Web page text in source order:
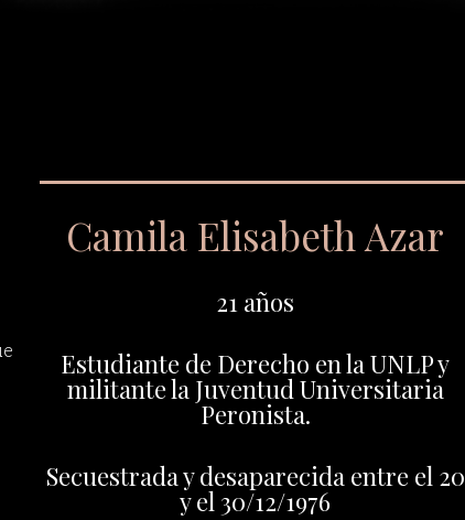
Camila Elisabeth Azar
21 años
Estudiante de Derecho en la UNLP y
militante la Juventud Universitaria
Peronista.
Secuestrada y desaparecida entre el 20
y el 30/12/1976